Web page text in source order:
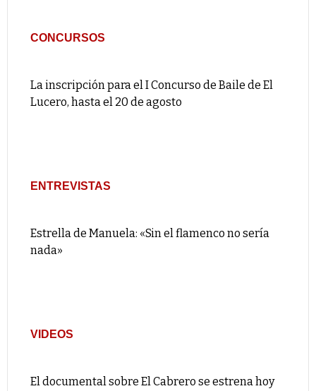
CONCURSOS
La inscripción para el I Concurso de Baile de El
Lucero, hasta el 20 de agosto
ENTREVISTAS
Estrella de Manuela: «Sin el flamenco no sería
nada»
VIDEOS
El documental sobre El Cabrero se estrena hoy